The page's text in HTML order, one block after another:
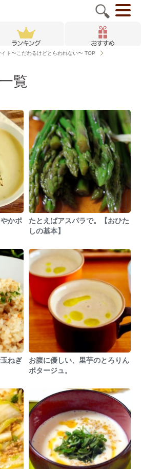
ト〜こだわるけどとらわれない〜 TOP
覧
かポ
たとえばアスパラで。【おひた
しの基本】
ねぎ
お腹に優しい、里芋のとろりん
ポタージュ。